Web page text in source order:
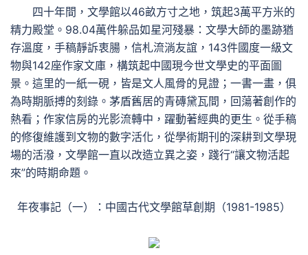
四十年間，文學館以46畝方寸之地，筑起3萬平方米的
精力殿堂。98.04萬件躲品如星河殘暴：文學大師的墨跡猶
存溫度，手稿靜訴衷腸，信札流淌友誼，143件國度一級文
物與142座作家文庫，構筑起中國現今世文學史的平面圖
景。這里的一紙一硯，皆是文人風骨的見證；一書一畫，俱
為時期脈搏的刻錄。茅盾舊居的青磚黛瓦間，回蕩著創作的
熱看；作家信房的光影流轉中，躍動著經典的更生。從手稿
的修復維護到文物的數字活化，從學術期刊的深耕到文學現
場的活潑，文學館一直以改造立異之姿，踐行“讓文物活起
來”的時期命題。
年夜事記（一）：中國古代文學館草創期（1981-1985）